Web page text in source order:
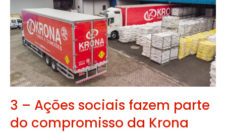
3 – Ações sociais fazem parte
do compromisso da Krona